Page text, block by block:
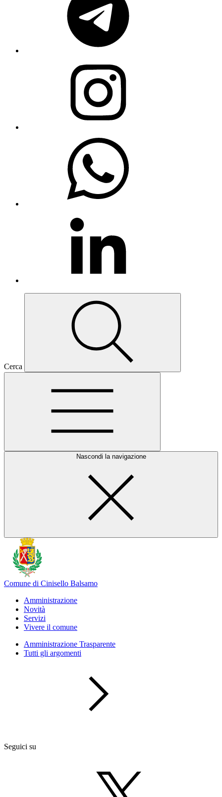
Cerca
Nascondi la navigazione
Comune di Cinisello Balsamo
Amministrazione
Novità
Servizi
Vivere il comune
Amministrazione Trasparente
Tutti gli argomenti
Seguici su